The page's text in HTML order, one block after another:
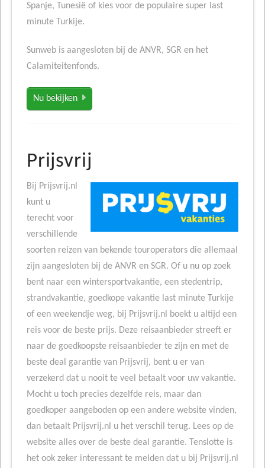
Spanje, Tunesië of kies voor de populaire super last
minute Turkije.
Sunweb is aangesloten bij de ANVR, SGR en het
Calamiteitenfonds.
Nu bekijken
Prijsvrij
Bij Prijsvrij.nl
kunt u
terecht voor
verschillende
soorten reizen van bekende touroperators die allemaal
zijn aangesloten bij de ANVR en SGR. Of u nu op zoek
bent naar een wintersportvakantie, een stedentrip,
strandvakantie, goedkope vakantie last minute Turkije
of een weekendje weg, bij Prijsvrij.nl boekt u altijd een
reis voor de beste prijs. Deze reisaanbieder streeft er
naar de goedkoopste reisaanbieder te zijn en met de
beste deal garantie van Prijsvrij, bent u er van
verzekerd dat u nooit te veel betaalt voor uw vakantie.
Mocht u toch precies dezelfde reis, maar dan
goedkoper aangeboden op een andere website vinden,
dan betaalt Prijsvrij.nl u het verschil terug. Lees op de
website alles over de beste deal garantie. Tenslotte is
het ook zeker interessant te melden dat u bij Prijsvrij.nl